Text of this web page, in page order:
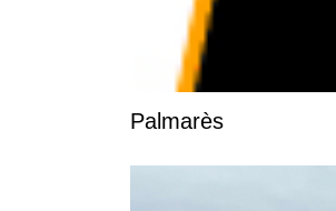
Palmarès